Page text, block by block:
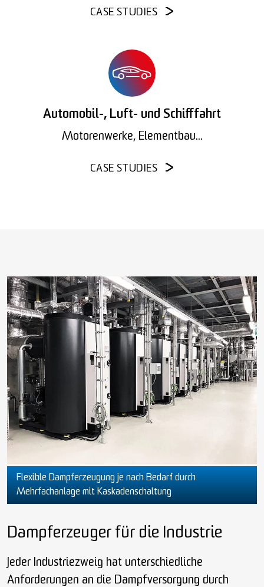
CASE STUDIES
Automobil-, Luft- und Schifffahrt
Motorenwerke, Elementbau...
CASE STUDIES
Flexible Dampferzeugung je nach Bedarf durch
Mehrfachanlage mit Kaskadenschaltung
Dampferzeuger für die Industrie
Jeder Industriezweig hat unterschiedliche
Anforderungen an die Dampfversorgung durch